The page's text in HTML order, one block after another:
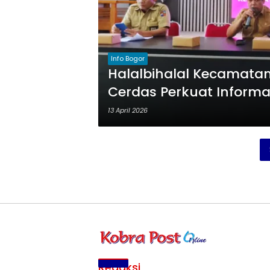
Info Bogor
Halalbihalal
Cerdas Perkuat
13 April 2026